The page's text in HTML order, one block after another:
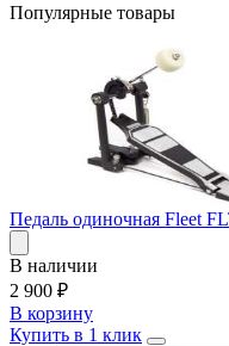
Популярные товары
Педаль одиночная Fleet
В наличии
2 900 ₽
В корзину
Купить в 1 клик